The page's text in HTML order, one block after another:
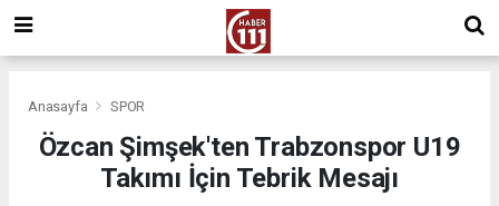
Anasayfa SPOR
Özcan Şimşek'ten Trabzonspor U19
Takımı İçin Tebrik Mesajı